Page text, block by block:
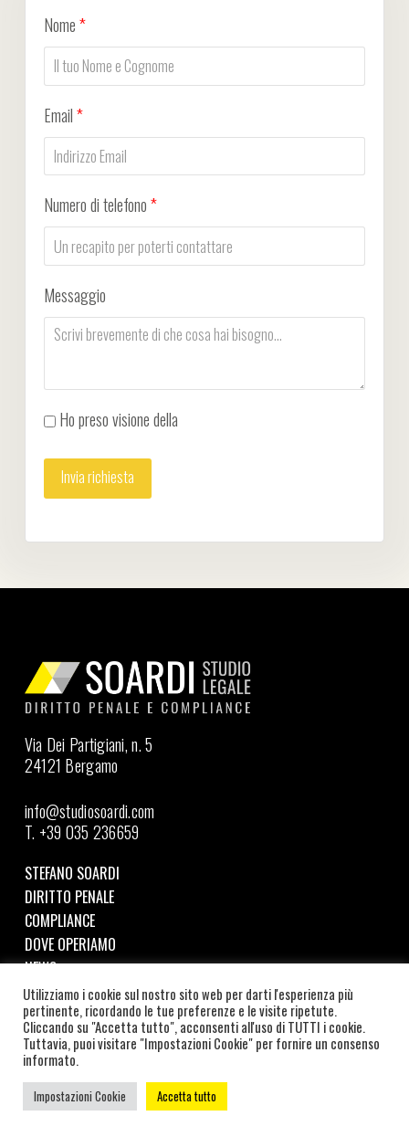
Nome*
Email*
Numero di telefono*
Messaggio
Ho preso visione della
Via Dei Partigiani, n. 5
24121 Bergamo
info@studiosoardi.com
T. +39 035 236659
STEFANO SOARDI
DIRITTO PENALE
COMPLIANCE
DOVE OPERIAMO
NEWS
Seguici su LinkedIn
©2026SOARDI STUDIO LEGALE | C.F. e P.IVA:
SRDSFN87A19B157W |
CREDITS
Utilizziamo i cookie sul nostro sito web per darti l'esperienza più
pertinente, ricordando le tue preferenze e le visite ripetute.
Cliccando su "Accetta tutto", acconsenti all'uso di TUTTI i cookie.
Tuttavia, puoi visitare "Impostazioni Cookie" per fornire un consenso
informato.
Impostazioni Cookie Accetta tutto